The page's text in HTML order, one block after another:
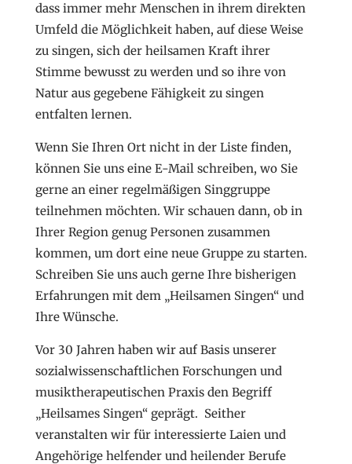
dass immer mehr Menschen in ihrem direkten
Umfeld die Möglichkeit haben, auf diese Weise
zu singen, sich der heilsamen Kraft ihrer
Stimme bewusst zu werden und so ihre von
Natur aus gegebene Fähigkeit zu singen
entfalten lernen.
Wenn Sie Ihren Ort nicht in der Liste finden,
können Sie uns eine E-Mail schreiben, wo Sie
gerne an einer regelmäßigen Singgruppe
teilnehmen möchten. Wir schauen dann, ob in
Ihrer Region genug Personen zusammen
kommen, um dort eine neue Gruppe zu starten.
Schreiben Sie uns auch gerne Ihre bisherigen
Erfahrungen mit dem „Heilsamen Singen“ und
Ihre Wünsche.
Vor 30 Jahren haben wir auf Basis unserer
sozialwissenschaftlichen Forschungen und
musiktherapeutischen Praxis den Begriff
„Heilsames Singen“ geprägt. Seither
veranstalten wir für interessierte Laien und
Angehörige helfender und heilender Berufe